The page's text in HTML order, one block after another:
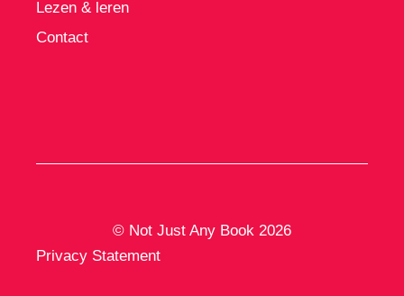
Lezen & leren
Contact
© Not Just Any Book 2026
Privacy Statement